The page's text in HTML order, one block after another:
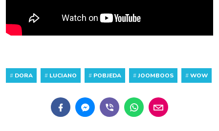
# DORA # LUCIANO # POBJEDA #JOOMBOOS #WOW